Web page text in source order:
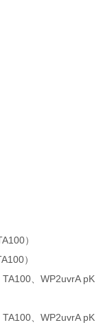
）
）
、WP2uvrA pK
、WP2uvrA pK